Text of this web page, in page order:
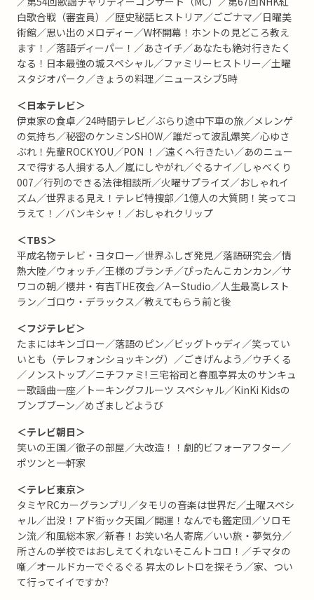
白歌合戦（審査員）／歴史秘話ヒストリア／ごごナマ／日曜美
術館／思い出のメロディー／W杯開幕！ホントの見どころ教え
ます！／落語ディーパー！／あさイチ／あなたも絶対行きたく
なる！日本最強の城スペシャル／ファミリーヒストリー／土曜
スタジオパーク／きょうの料理／ニュースシブ5時
＜日本テレビ＞
伊東家の食卓／24時間テレビ／ぶらり途中下車の旅／メレンゲ
の気持ち／秘密のケンミンSHOW／誰だって波乱爆笑／心ゆさ
ぶれ！先輩ROCK YOU／PON ！／遠くへ行きたい／あのニュー
スで得する人損する人／嵐にしやがれ／ぐるナイ／しゃべくり
007／行列のできる法律相談所／火曜サプライズ／おしゃれイ
ズム／世界まる見え！テレビ特捜部／1億人の大質問！笑ってコ
ラえて！／バンキシャ！／おしゃれクリップ
＜TBS＞
平成名物テレビ・ヨタロー／世界ふしぎ発見／落語研究会／情
熱大陸／ウォッチ／王様のブランチ／ぴったんこカンカン／サ
ワコの朝／櫻井・有吉THE夜会／A－Studio／人生最高レスト
ラン／ゴロウ・デラックス／教えてもらう前と後
＜フジテレビ＞
たまにはキンゴロー／落語のピン／ビッグトゥディ／笑ってい
いとも（テレフォンショッキング）／ごきげんよう／ウチくる
／ノンストップ／ニチファミ! 三宅裕司と春風亭昇太のサンキュ
ー歌謡曲一座／トーキングフルーツ スペシャル／KinKi Kidsの
ブンブブーン／めざましどようび
＜テレビ朝日＞
笑いの王国／徹子の部屋／大改造！！劇的ビフォーアフター／
ポツンと一軒家
＜テレビ東京＞
タミヤRCカーグランプリ／タモリの音楽は世界だ／土曜スペシ
ャル／出没！アド街ック天国／開運！なんでも鑑定団／ソロモ
ン流／和風総本家／新春！お笑い名人寄席／いい旅・夢気分／
所さんの学校ではおしえてくれないそこんトコロ！／チマタの
噺／オールドカーでぐるぐる 昇太のレトロを探そう／家、つい
て行ってイイですか?